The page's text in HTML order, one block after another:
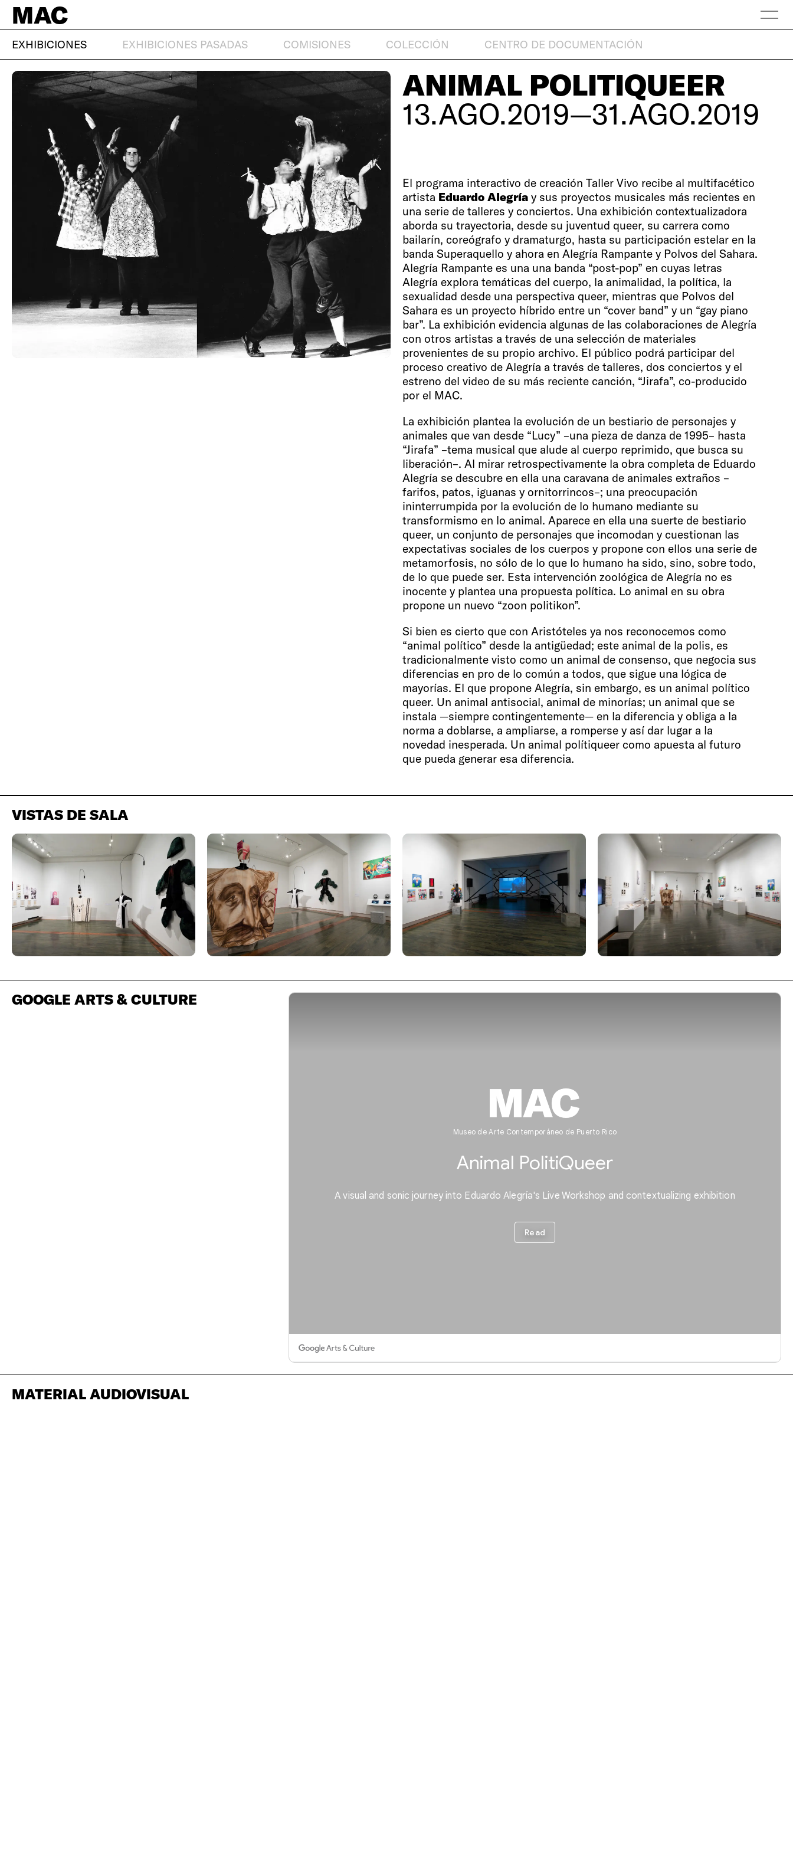
MAC
EXHIBICIONES EXHIBICIONES PASADAS COMISIONES COLECCIÓN CENTRO DE DOCUMENTACIÓN
ANIMAL POLITIQUEER
13.AGO.2019—31.AGO.2019
El programa interactivo de creación Taller Vivo recibe al multifacético
artista Eduardo Alegría y sus proyectos musicales más recientes en
una serie de talleres y conciertos. Una exhibición contextualizadora
aborda su trayectoria, desde su juventud queer, su carrera como
bailarín, coreógrafo y dramaturgo, hasta su participación estelar en la
banda Superaquello y ahora en Alegría Rampante y Polvos del Sahara.
Alegría Rampante es una una banda “post-pop” en cuyas letras
Alegría explora temáticas del cuerpo, la animalidad, la política, la
sexualidad desde una perspectiva queer, mientras que Polvos del
Sahara es un proyecto híbrido entre un “cover band” y un “gay piano
bar”. La exhibición evidencia algunas de las colaboraciones de Alegría
con otros artistas a través de una selección de materiales
provenientes de su propio archivo. El público podrá participar del
proceso creativo de Alegría a través de talleres, dos conciertos y el
estreno del video de su más reciente canción, “Jirafa”, co-producido
por el MAC.
La exhibición plantea la evolución de un bestiario de personajes y
animales que van desde “Lucy” –una pieza de danza de 1995– hasta
“Jirafa” –tema musical que alude al cuerpo reprimido, que busca su
liberación–. Al mirar retrospectivamente la obra completa de Eduardo
Alegría se descubre en ella una caravana de animales extraños –
farifos, patos, iguanas y ornitorrincos–; una preocupación
ininterrumpida por la evolución de lo humano mediante su
transformismo en lo animal. Aparece en ella una suerte de bestiario
queer, un conjunto de personajes que incomodan y cuestionan las
expectativas sociales de los cuerpos y propone con ellos una serie de
metamorfosis, no sólo de lo que lo humano ha sido, sino, sobre todo,
de lo que puede ser. Esta intervención zoológica de Alegría no es
inocente y plantea una propuesta política. Lo animal en su obra
propone un nuevo “zoon politikon”.
Si bien es cierto que con Aristóteles ya nos reconocemos como
“animal político” desde la antigüedad; este animal de la polis, es
tradicionalmente visto como un animal de consenso, que negocia sus
diferencias en pro de lo común a todos, que sigue una lógica de
mayorías. El que propone Alegría, sin embargo, es un animal político
queer. Un animal antisocial, animal de minorías; un animal que se
instala —siempre contingentemente— en la diferencia y obliga a la
norma a doblarse, a ampliarse, a romperse y así dar lugar a la
novedad inesperada. Un animal polítiqueer como apuesta al futuro
que pueda generar esa diferencia.
VISTAS DE SALA
GOOGLE ARTS & CULTURE
MATERIAL AUDIOVISUAL